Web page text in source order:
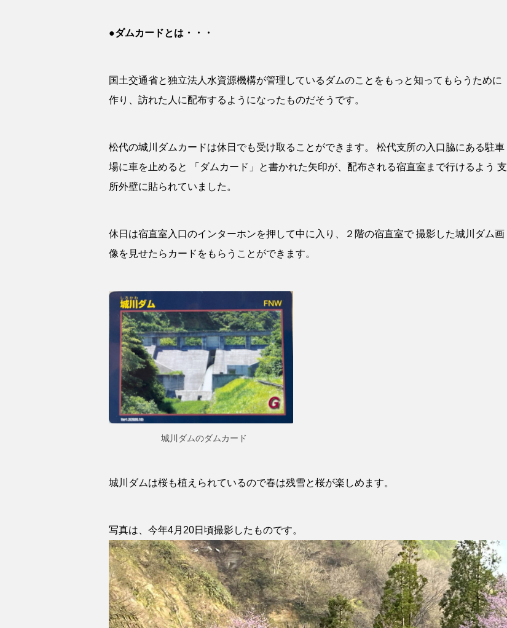
●ダムカードとは・・・
国土交通省と独立法人水資源機構が管理しているダムのことをもっと知ってもらうために
作り、訪れた人に配布するようになったものだそうです。
松代の城川ダムカードは休日でも受け取ることができます。 松代支所の入口脇にある駐車
場に車を止めると 「ダムカード」と書かれた矢印が、配布される宿直室まで行けるよう 支
所外壁に貼られていました。
休日は宿直室入口のインターホンを押して中に入り、２階の宿直室で 撮影した城川ダム画
像を見せたらカードをもらうことができます。
城川ダムのダムカード
城川ダムは桜も植えられているので春は残雪と桜が楽しめます。
写真は、今年4月20日頃撮影したものです。